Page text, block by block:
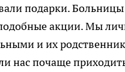
подарки. Больницы
акции. Мы
и их
нас почаще